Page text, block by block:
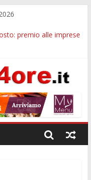
premio alle imprese
all’utile, crescono le
del Padovano:
la NASpI: le tutele
dell’Università di